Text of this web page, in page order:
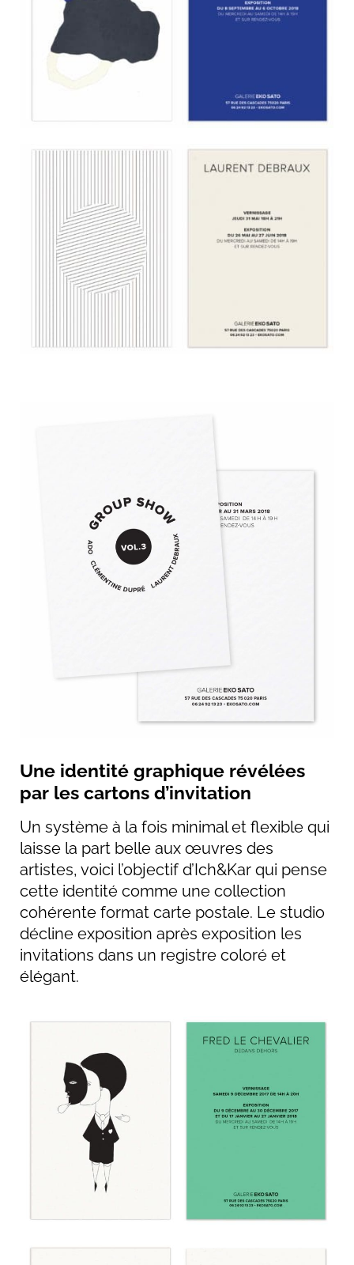
Une identité graphique révélées
par les cartons d’invitation
Un système à la fois minimal et flexible qui
laisse la part belle aux œuvres des
artistes, voici l’objectif d’Ich&Kar qui pense
cette identité comme une collection
cohérente format carte postale. Le studio
décline exposition après exposition les
invitations dans un registre coloré et
élégant.